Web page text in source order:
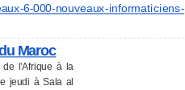
6-000-nouveaux-informaticiens-
Maroc
l’Afrique à la
jeudi à Sala al